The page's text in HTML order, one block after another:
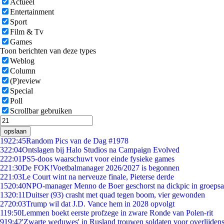
Actueel
Entertainment
Sport
Film & Tv
Games
Toon berichten van deze types
Weblog
Column
(P)review
Special
Poll
Scrollbar gebruiken
opslaan
1922:45Random Pics van de Dag #1978
322:04Ontslagen bij Halo Studios na Campaign Evolved
222:01PS5-doos waarschuwt voor einde fysieke games
221:30De FOK!Voetbalmanager 2026/2027 is begonnen
221:03Le Court wint na nerveuze finale, Pieterse derde
1520:40NPO-manager Menno de Boer geschorst na dickpic in
1320:11Duitser (93) crasht met quad tegen boom, vier gewonden
2720:03Trump wil dat J.D. Vance hem in 2028 opvolgt
119:50Lemmen boekt eerste profzege in zware Ronde van Polen-rit
919:42'Zwarte weduwes' in Rusland trouwen soldaten voor